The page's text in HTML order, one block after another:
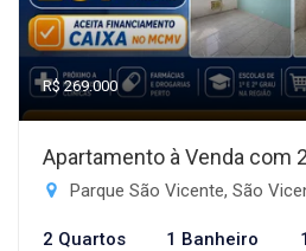
R$ 269.000
Apartamento à Venda com
Parque São Vicente, São
2 Quartos 1 Banheiro